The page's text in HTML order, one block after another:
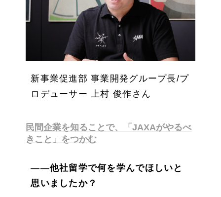
新事業促進部 事業開発グループ長/プ
ロデューサー 上村 俊作さん
民間企業を知ることで、「JAXAがやるべ
きこと」をつかむ
――他社留学で何を学んでほしいと
思いましたか？